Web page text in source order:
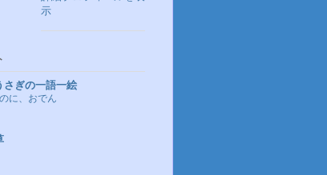
示
ぎの一語一絵
に、おでん